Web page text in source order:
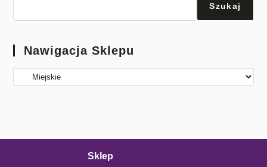
Szukaj
Nawigacja Sklepu
Sklep